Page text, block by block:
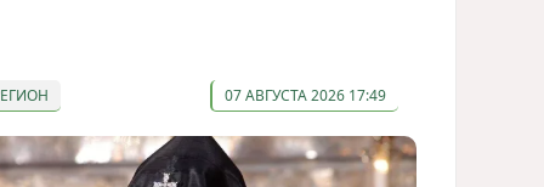
07 АВГУСТА 2026 17:49